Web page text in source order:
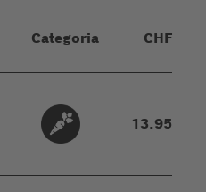
Categoria CHF
13.95